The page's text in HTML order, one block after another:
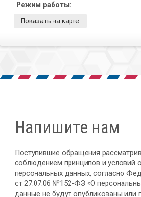
Режим работы:
Показать на карте
Напишите нам
Поступившие обращения
соблюдением принципов и условий
персональных данных, согласно
от 27.07.06 №152-ФЗ «О
данные не будут опубликованы или